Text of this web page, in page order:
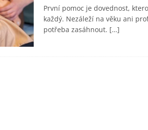
První pomoc je dovednost,
každý. Nezáleží na věku ani
potřeba zasáhnout. […]